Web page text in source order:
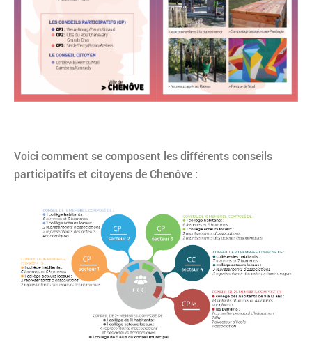
Voici comment se composent les différents conseils
participatifs et citoyens de Chenôve :